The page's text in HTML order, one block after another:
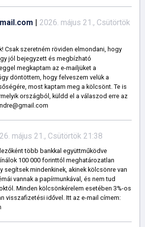
| 2026. május 21., Csütörtök
Csak szeretném röviden elmondani, hogy
jól bejegyzett és megbízható
megkaptam az e-mailjüket a
döntöttem, hogy felveszem velük a
most kaptam meg a kölcsönt. Te is
országból, küldd el a válaszod erre az
május 21., Csütörtök 21:38
több bankkal együttműködve
100 000 forinttól meghatározatlan
segítsek mindenkinek, akinek kölcsönre van
vannak a papírmunkával, és nem tud
Minden kölcsönkérelem esetében 3%-os
visszafizetési idővel. Itt az e-mail címem: